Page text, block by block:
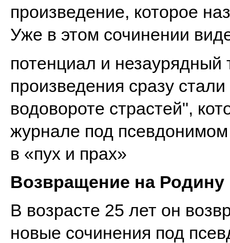
произведение, которое
Уже в этом сочинении
потенциал и незаурядный
произведения сразу
водовороте страстей",
журнале под
в «пух и прах»
Возвращение на Родину
В возрасте 25 лет он
новые сочинения под